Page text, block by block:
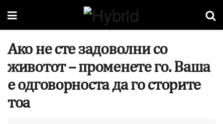
Ако не сте задоволни со
животот – променете го. Ваша
е одговорноста да го сторите
тоа